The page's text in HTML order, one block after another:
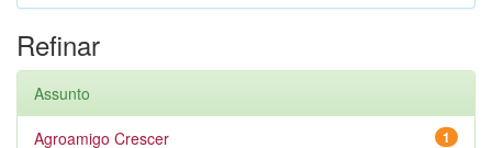
Refinar
Assunto
1
Agroamigo Crescer